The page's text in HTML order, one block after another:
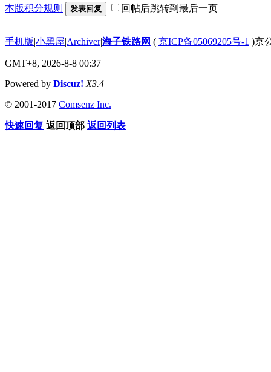
本版积分规则 发表回复 回帖后跳转到最后一页
手机版|小黑屋|Archiver|海子铁路网 ( 京ICP备05069205号-1 )京
GMT+8, 2026-8-8 00:37
Powered by Discuz! X3.4
© 2001-2017 Comsenz Inc.
快速回复 返回顶部 返回列表